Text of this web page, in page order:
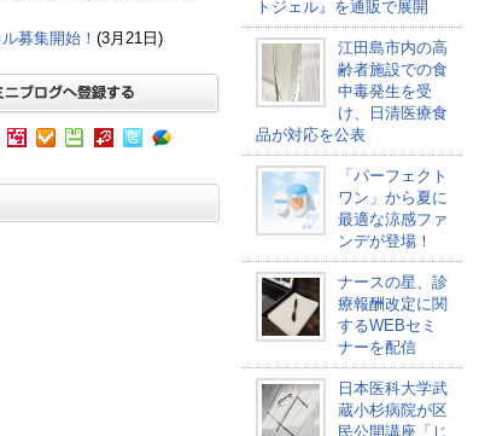
募集開始！ (3月21日)
トジェル』を通販で展開
江田島市内の高
齢者施設での食
中毒発生を受
け、日清医療食
品が対応を公表
「パーフェクト
ワン」から夏に
最適な涼感ファ
ンデが登場！
ナースの星、診
療報酬改定に関
するWEBセミ
ナーを配信
日本医科大学武
蔵小杉病院が区
民公開講座「じ